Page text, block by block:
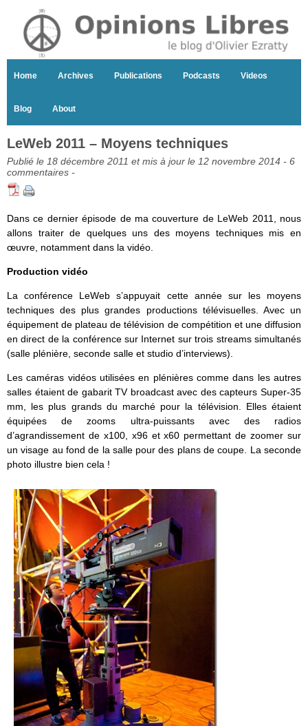
Home Archives Publications Podcasts Videos
Blog About
LeWeb 2011 – Moyens techniques
Publié le 18 décembre 2011 et mis à jour le 12 novembre 2014 - 6
commentaires -
Dans ce dernier épisode de ma couverture de LeWeb 2011, nous
allons traiter de quelques uns des moyens techniques mis en
œuvre, notamment dans la vidéo.
Production vidéo
La conférence LeWeb s’appuyait cette année sur les moyens
techniques des plus grandes productions télévisuelles. Avec un
équipement de plateau de télévision de compétition et une diffusion
en direct de la conférence sur Internet sur trois streams simultanés
(salle plénière, seconde salle et studio d’interviews).
Les caméras vidéos utilisées en plénières comme dans les autres
salles étaient de gabarit TV broadcast avec des capteurs Super-35
mm, les plus grands du marché pour la télévision. Elles étaient
équipées de zooms ultra-puissants avec des radios
d’agrandissement de x100, x96 et x60 permettant de zoomer sur
un visage au fond de la salle pour des plans de coupe. La seconde
photo illustre bien cela !